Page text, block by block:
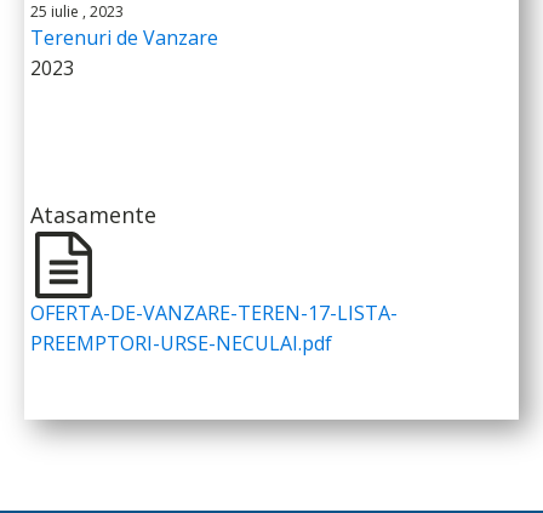
25 iulie , 2023
Terenuri de Vanzare
2023
Atasamente
OFERTA-DE-VANZARE-TEREN-17-LISTA-
PREEMPTORI-URSE-NECULAI.pdf